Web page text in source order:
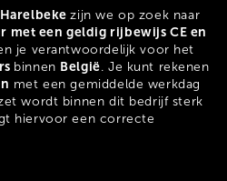
Harelbekezijn we op zoek naar
met een geldig rijbewijs CE en
je verantwoordelijk voor het
binnen België . Je kunt rekenen
met een gemiddelde werkdag
wordt binnen dit bedrijf sterk
hiervoor een correcte